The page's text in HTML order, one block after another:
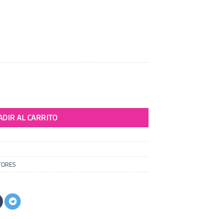
23,8 Pulgadas LCD Curvo 2K HD Gaming Monitor All-in-One
AL CARRITO